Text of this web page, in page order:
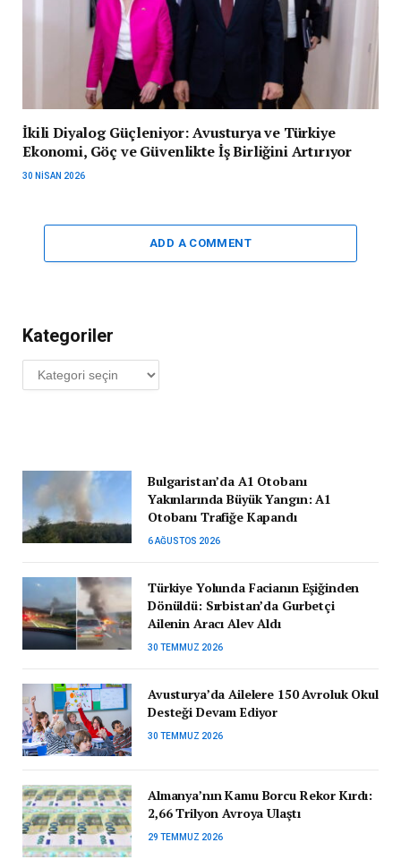
İkili Diyalog Güçleniyor: Avusturya ve Türkiye
Ekonomi, Göç ve Güvenlikte İş Birliğini Artırıyor
30 NISAN 2026
ADD A COMMENT
Kategoriler
Kategoriler
Bulgaristan’da A1 Otobanı
Yakınlarında Büyük Yangın: A1
Otobanı Trafiğe Kapandı
6 AĞUSTOS 2026
Türkiye Yolunda Facianın Eşiğinden
Dönüldü: Sırbistan’da Gurbetçi
Ailenin Aracı Alev Aldı
30 TEMMUZ 2026
Avusturya’da Ailelere 150 Avroluk Okul
Desteği Devam Ediyor
30 TEMMUZ 2026
Almanya’nın Kamu Borcu Rekor Kırdı:
2,66 Trilyon Avroya Ulaştı
29 TEMMUZ 2026